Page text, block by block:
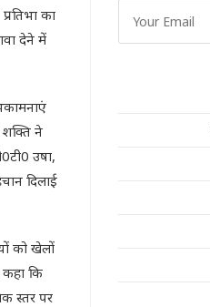
का
देने में
ने
उषा,
दिलाई
को खेलों
कि
स्तर पर